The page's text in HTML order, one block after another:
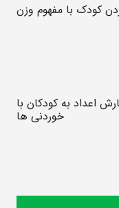
کودک با مفهوم وزن
اعداد به کودکان با
خوردنی ها